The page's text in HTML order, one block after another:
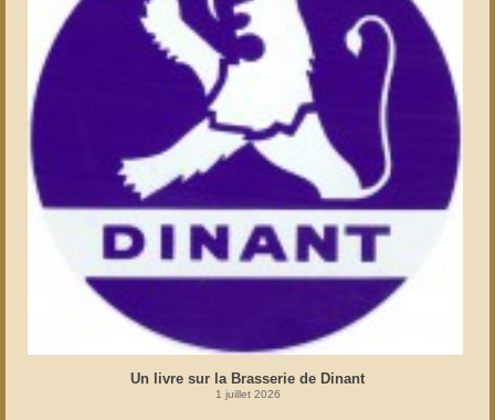
Un livre sur la Brasserie de Dinant
1 juillet 2026